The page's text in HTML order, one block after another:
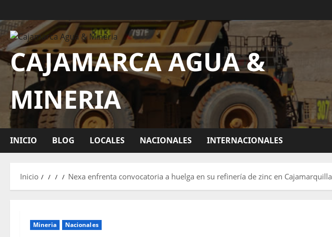
CAJAMARCA AGUA &
MINERIA
INICIO BLOG LOCALES NACIONALES INTERNACIONALES
Inicio Nexa enfrenta convocatoria a huelga en su refinería de zinc en Cajamarquilla
Mineria Nacionales